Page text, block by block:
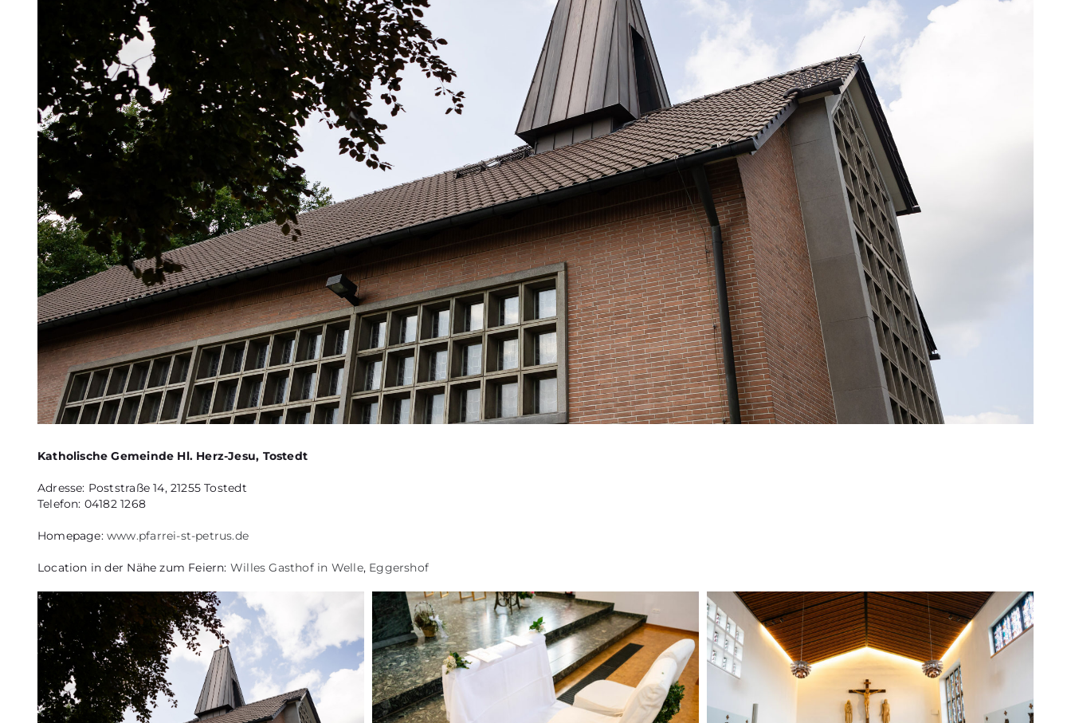
Katholische Gemeinde Hl. Herz-Jesu, Tostedt
Adresse: Poststraße 14, 21255 Tostedt
Telefon: 04182 1268
Homepage:www.pfarrei-st-petrus.de
Location in der Nähe zum Feiern: Willes Gasthof in Welle, Eggershof